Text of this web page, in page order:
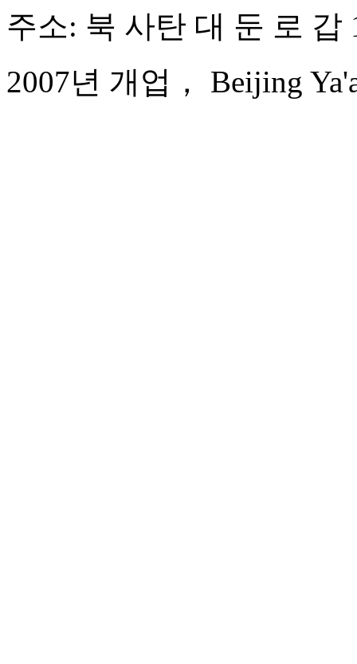
주소: 북 사탄 대 둔 로 갑
2007년 개업， Beijing